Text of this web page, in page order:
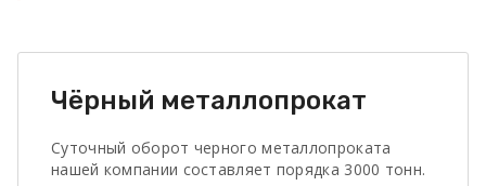
Чёрный металлопрокат
Суточный оборот черного металлопроката
нашей компании составляет порядка 3000 тонн.